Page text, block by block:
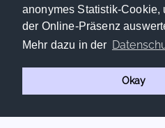
anonymes Statistik-Cookie,
der Online-Präsenz
Mehr dazu in der
Okay